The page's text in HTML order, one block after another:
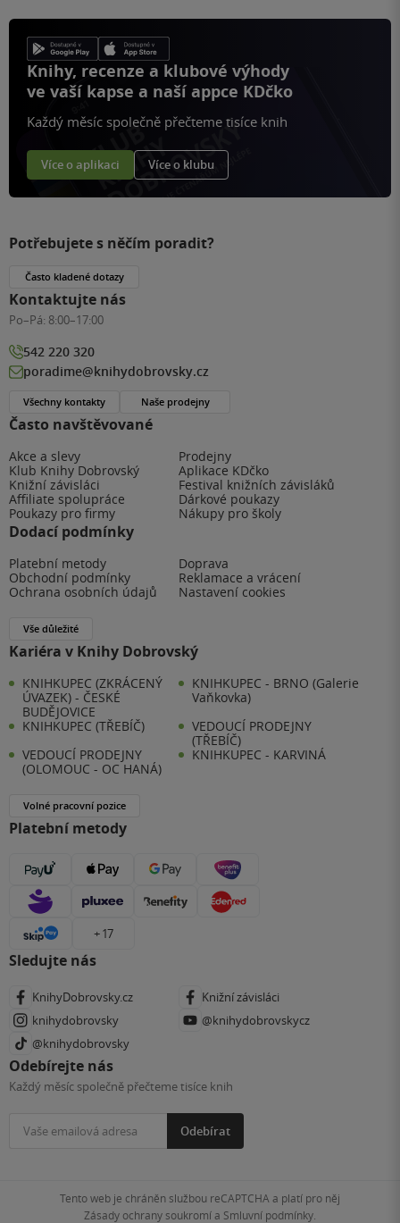
Knihy, recenze a klubové výhody
ve vaší kapse a naší appce KDčko
Každý měsíc společně přečteme tisíce knih
Více o aplikaci Více o klubu
Často navštěvované
Akce a slevy
Prodejny
Klub Knihy Dobrovský
Aplikace KDčko
Knižní závisláci
Festival knižních závisláků
Affiliate spolupráce
Dárkové poukazy
Poukazy pro firmy
Nákupy pro školy
Dodací podmínky
Platební metody
Doprava
Obchodní podmínky
Reklamace a vrácení
Ochrana osobních údajů
Nastavení cookies
Vše důležité
Kariéra v Knihy Dobrovský
KNIHKUPEC (ZKRÁCENÝ
ÚVAZEK) - ČESKÉ
BUDĚJOVICE
KNIHKUPEC - BRNO (Galerie
Vaňkovka)
KNIHKUPEC (TŘEBÍČ)
VEDOUCÍ PRODEJNY
(TŘEBÍČ)
VEDOUCÍ PRODEJNY
(OLOMOUC - OC HANÁ)
KNIHKUPEC - KARVINÁ
Volné pracovní pozice
Platební metody
+ 17
Sledujte nás
KnihyDobrovsky.cz
Knižní závisláci
knihydobrovsky
@knihydobrovskycz
@knihydobrovsky
Odebírejte nás
Každý měsíc společně přečteme tisíce knih
Odebírat
Potřebujete s něčím poradit?
Často kladené dotazy
Kontaktujte nás
Po–Pá: 8:00–17:00
542 220 320
poradime@knihydobrovsky.cz
Všechny kontakty Naše prodejny
Tento web je chráněn službou reCAPTCHA a platí pro něj
Zásady ochrany soukromía Smluvní podmínky.